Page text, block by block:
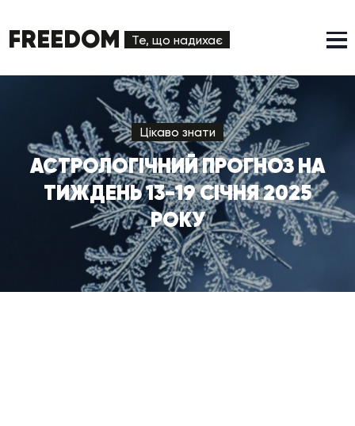
FREEDOM Те, що надихає
Цікаво знати
АСТРОЛОГІЧНИЙ ПРОГНОЗ НА
ТИЖДЕНЬ 13-19 СІЧНЯ 2025
РОКУ